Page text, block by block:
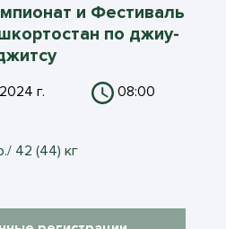
и Фестиваль
по джиу-
г. 08:00
42 (44) кг